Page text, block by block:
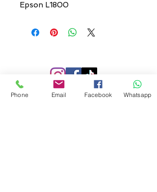
Epson L1800
Phone Email Facebook Whatsapp